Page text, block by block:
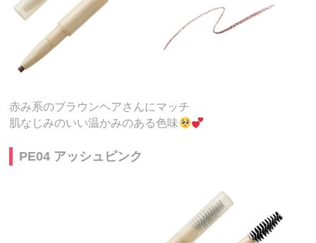
赤み系のブラウンヘアさんにマッチ
肌なじみのいい温かみのある色味
PE04 アッシュピンク